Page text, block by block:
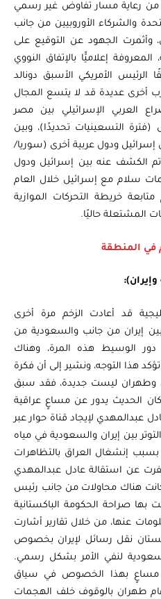
الفترة من 2011 وحتى 2015 من رعاية مسار تفاوض غير رسمي
والشركاء الأوروبيين من جانب
الجهود عن التوقيع على
إعلاميًّا بالإتفاق النووي
الرئيس الأمريكي الأسبق دونالد
وهناك تجارب أخرى عديدة قد لا يتسع المجال
العربي الإسرائيلي بين مصر
التسعينيات تحديدًا)، وبين
إسرائيل ودول عربية أخرى (سوريا/
الكشف عنه بين إسرائيل ودول
سلام مع إسرائيل خلال العام
متابعة خريطة التحركات الموازية
المشتعلة حاليًا.
في المنطقة
قد أعادت الزخم مرة أخرى
إيران من جانب والسعودية من
الوسيط هذه المرة، وهناك
هذا التوجه، ونشير إلى أن فكرة
وطهران ليست جديدة، فقد سبق
الحديث يدور عن مساعٍ عراقية
عبدالمهدي لإيجاد قناة حوار عبر
بين إيران والسعودية في مياه
إنشغال العراق بالتظاهرات
عن استقالة عادل عبدالمهدي
هناك محاولات من جانب رئيس
بها صراحة الحكومة الباكستانية
عنها، من خلال تقارير أشارت
نقل رسائل لإيران بخصوص
لنفي الأمر بشكل رسمي.
بهذا الخصوص في سياق
طهران بالوقوف خلف الهجمات